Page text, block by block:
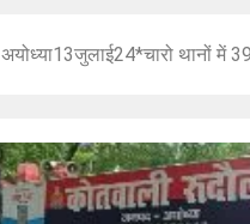
अयोध्या13जुलाई24*चारो थानों में